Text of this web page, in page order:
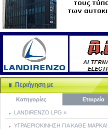
Περιήγηση με
Κατηγορίες Εταιρεία
LANDIRENZO LPG »
ΥΓΡΑΕΡΙΟΚΙΝΗΣΗ ΓΙΑ ΚΑΘΕ ΜΑΡΚΑ!